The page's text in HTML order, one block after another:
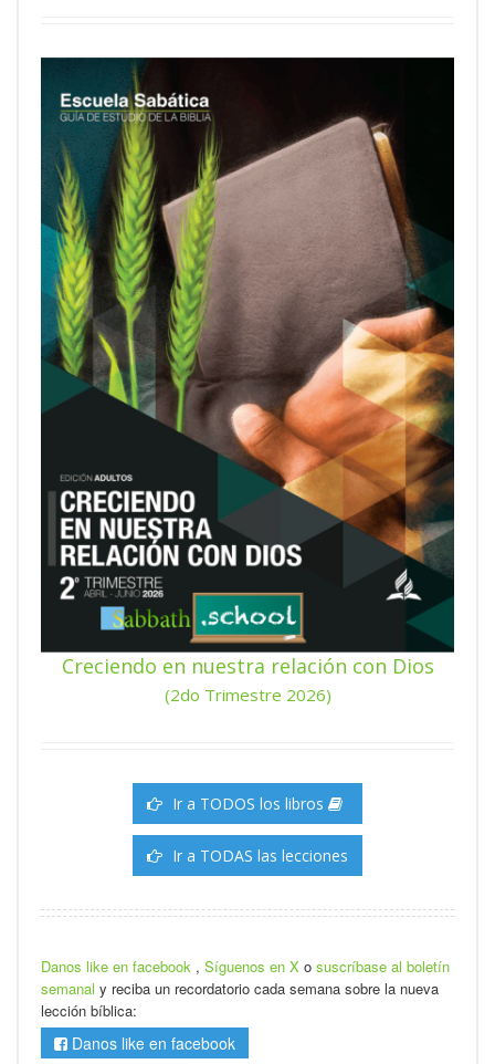
Creciendo en nuestra relación con Dios
(2do Trimestre 2026)
Ir a TODOS los libros
Ir a TODAS las lecciones
Danos like en facebook , Síguenos en X o suscríbase al boletín
semanal y reciba un recordatorio cada semana sobre la nueva
lección bíblica:
Danos like en facebook